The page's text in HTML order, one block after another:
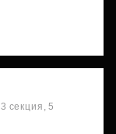
секция, 5